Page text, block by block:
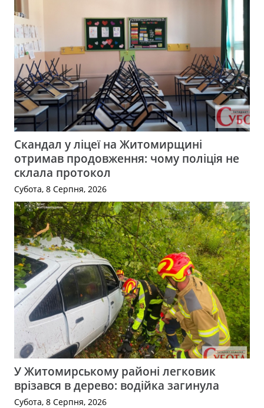
Скандал у ліцеї на Житомирщині
отримав продовження: чому поліція не
склала протокол
Субота, 8 Серпня, 2026
У Житомирському районі легковик
врізався в дерево: водійка загинула
Субота, 8 Серпня, 2026